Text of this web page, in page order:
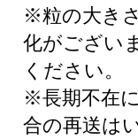
※粒の大き
化がござい
ください。
※長期不在
合の再送は